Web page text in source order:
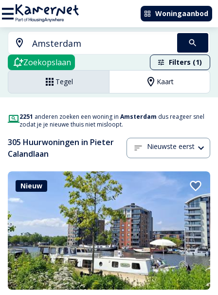
Woningaanbod
Zoekopslaan Filters (1)
Tegel Kaart
2251 anderen zoeken een woning in Amsterdam dus reageer snel
zodat je je nieuwe thuis niet misloopt.
305 Huurwoningen in Pieter
Calandlaan
Nieuwste eerst
Nieuw